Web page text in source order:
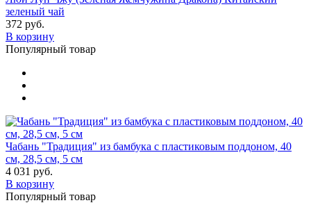
зеленый чай
372 руб.
В корзину
Популярный товар
Чабань "Традиция" из бамбука с пластиковым поддоном, 40
см, 28,5 см, 5 см
4 031 руб.
В корзину
Популярный товар